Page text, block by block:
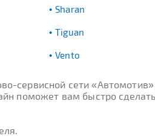
Sharan
Tiguan
Vento
сервисной сети
поможет вам быстро